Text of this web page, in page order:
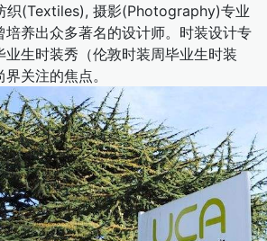
织(Textiles), 摄影(Photography)专业
培养出众多著名的设计师。时装设计专
业生时装秀（伦敦时装周毕业生时装
关注的焦点。